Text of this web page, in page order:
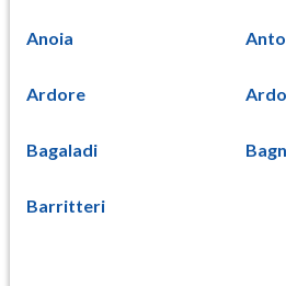
Anoia
Ardore
Bagaladi
Barritteri